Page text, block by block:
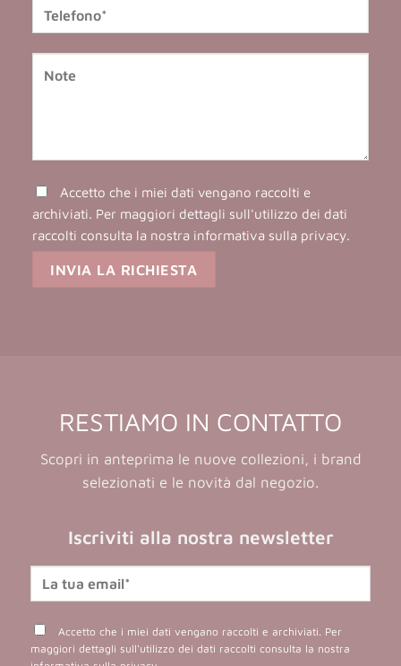
Accetto che i miei dati vengano raccolti e
archiviati. Per maggiori dettagli sull'utilizzo dei dati
raccolti consulta la nostra informativa sulla privacy.
RESTIAMO IN CONTATTO
Scopri in anteprima le nuove collezioni, i brand
selezionati e le novità dal negozio.
Iscriviti alla nostra newsletter
Accetto che i miei dati vengano raccolti e archiviati. Per
maggiori dettagli sull'utilizzo dei dati raccolti consulta la nostra